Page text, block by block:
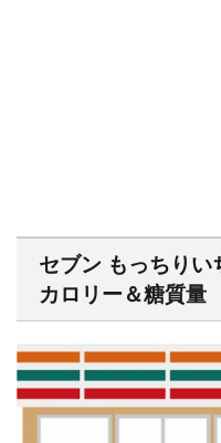
セブン もっちりい
カロリー＆糖質量